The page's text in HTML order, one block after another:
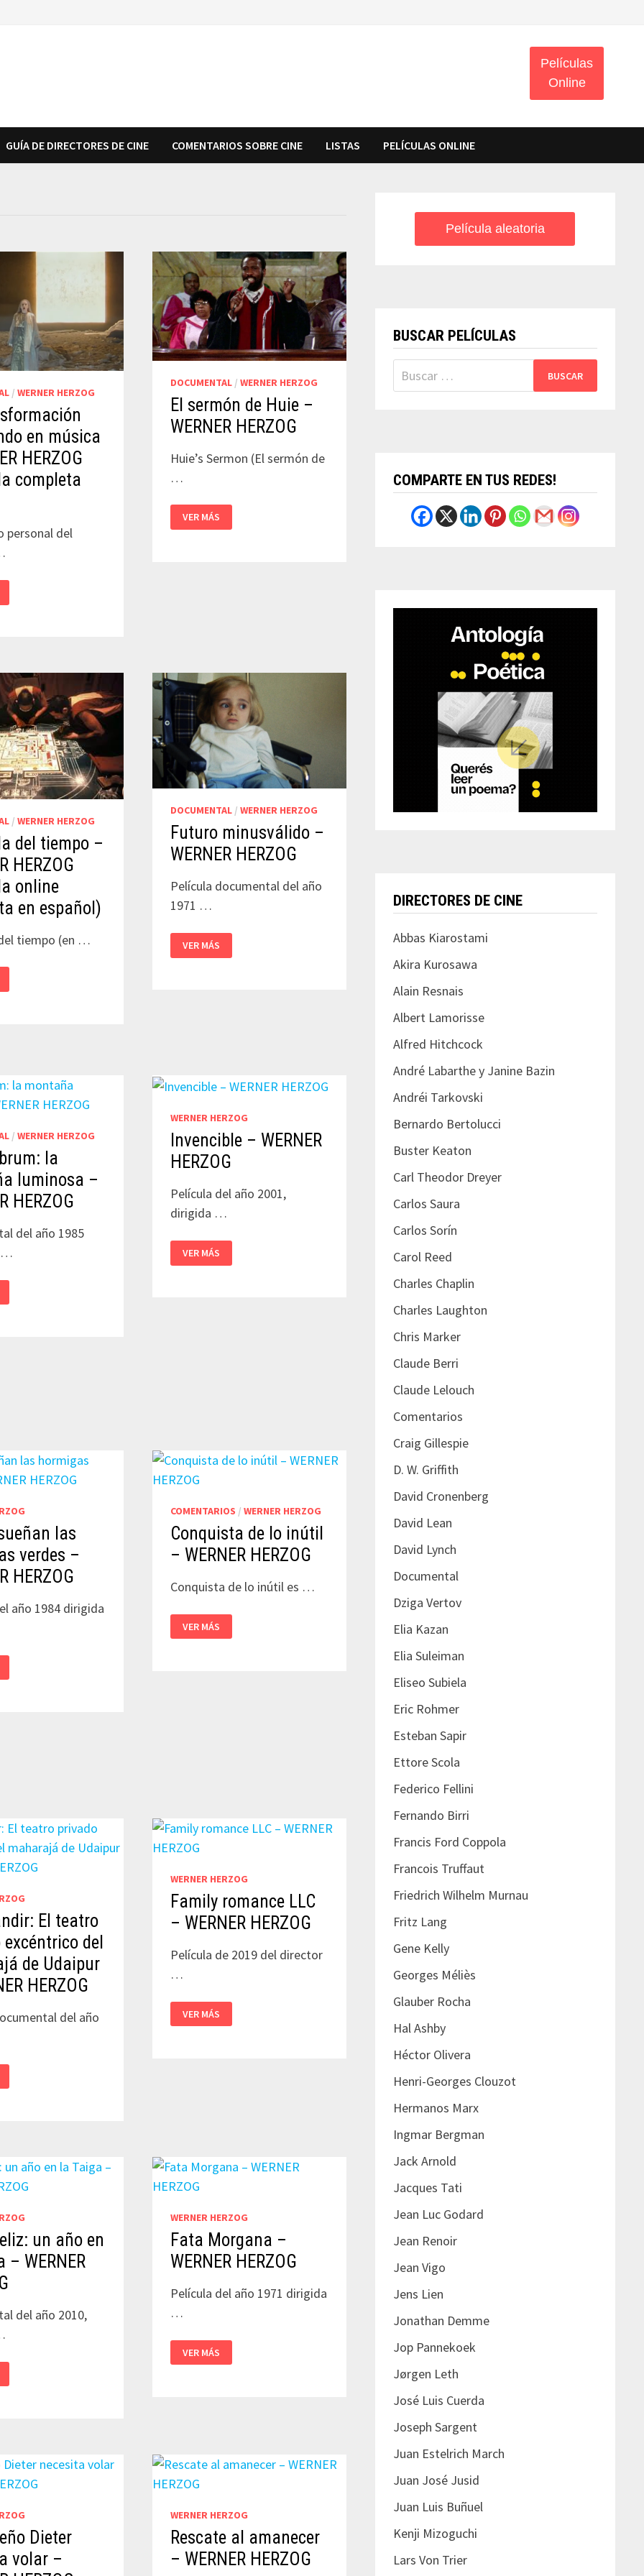
Películas
Online
GUÍA DE DIRECTORES DE CINE COMENTARIOS SOBRE CINE LISTAS PELÍCULAS ONLINE
/WERNER HERZOG
en música
HERZOG
completa
personal del
DOCUMENTAL /WERNER HERZOG
El sermón de Huie –
WERNER HERZOG
Huie’s Sermon (El sermón de
…
EL
SERMÓN
DE
VER MÁS
/WERNER HERZOG
del tiempo –
HERZOG
online
en español)
tiempo (en …
DOCUMENTAL /WERNER HERZOG
Futuro minusválido –
WERNER HERZOG
Película documental del año
1971 …
FUTURO
MINUSVÁLIDO
–
VER MÁS
/WERNER HERZOG
la
luminosa –
HERZOG
del año 1985
…
WERNER HERZOG
Invencible – WERNER
HERZOG
Película del año 2001,
dirigida …
INVENCIBLE
–
WERNER
VER MÁS
las
verdes –
HERZOG
año 1984 dirigida
COMENTARIOS /WERNER HERZOG
Conquista de lo inútil
– WERNER HERZOG
Conquista de lo inútil es …
CONQUISTA
DE
LO
VER MÁS
El teatro
del
de Udaipur
HERZOG
del año
WERNER HERZOG
Family romance LLC
– WERNER HERZOG
Película de 2019 del director
…
FAMILY
ROMANCE
LLC
VER MÁS
un año en
– WERNER
del año 2010,
WERNER HERZOG
Fata Morgana –
WERNER HERZOG
Película del año 1971 dirigida
…
MORGANA
–
VER MÁS
Dieter
volar –
WERNER HERZOG
Rescate al amanecer
– WERNER HERZOG
Película aleatoria
BUSCAR PELÍCULAS
Buscar:
COMPARTE EN TUS REDES!
DIRECTORES DE CINE
Abbas Kiarostami
Akira Kurosawa
Alain Resnais
Albert Lamorisse
Alfred Hitchcock
André Labarthe y Janine Bazin
Andréi Tarkovski
Bernardo Bertolucci
Buster Keaton
Carl Theodor Dreyer
Carlos Saura
Carlos Sorín
Carol Reed
Charles Chaplin
Charles Laughton
Chris Marker
Claude Berri
Claude Lelouch
Comentarios
Craig Gillespie
D. W. Griffith
David Cronenberg
David Lean
David Lynch
Documental
Dziga Vertov
Elia Kazan
Elia Suleiman
Eliseo Subiela
Eric Rohmer
Esteban Sapir
Ettore Scola
Federico Fellini
Fernando Birri
Francis Ford Coppola
Francois Truffaut
Friedrich Wilhelm Murnau
Fritz Lang
Gene Kelly
Georges Méliès
Glauber Rocha
Hal Ashby
Héctor Olivera
Henri-Georges Clouzot
Hermanos Marx
Ingmar Bergman
Jack Arnold
Jacques Tati
Jean Luc Godard
Jean Renoir
Jean Vigo
Jens Lien
Jonathan Demme
Jop Pannekoek
Jørgen Leth
José Luis Cuerda
Joseph Sargent
Juan Estelrich March
Juan José Jusid
Juan Luis Buñuel
Kenji Mizoguchi
Lars Von Trier